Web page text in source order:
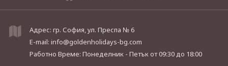
Адрес: гр. София, ул. Преспа № 6
E-mail: info@goldenholidays-bg.com
Работно Време: Понеделник - Петъкот 09:30 до 18:00